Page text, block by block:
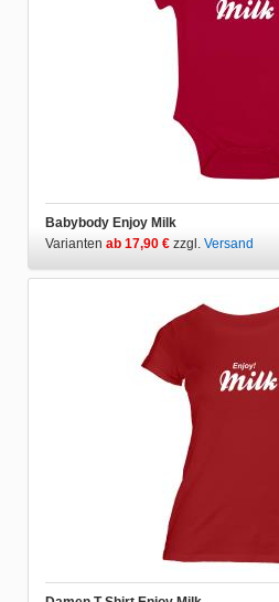
Babybody Enjoy Milk
Varianten ab 17,90 € zzgl. Versand